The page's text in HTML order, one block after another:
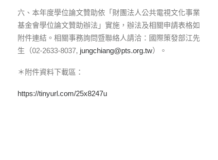
六、本年度學位論文贊助依「財團法人公共電視文化事業
基金會學位論文贊助辦法」實施，辦法及相關申請表格如
附件連結。相關事務詢問暨聯絡人請洽：國際策發部江先
生（02-2633-8037, jungchiang@pts.org.tw）。
＊附件資料下載區：
https://tinyurl.com/25x8247u